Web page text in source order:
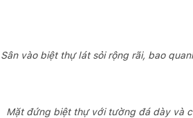
Sân vào biệt thự lát sỏi rộng rãi, bao
Mặt đứng biệt thự với tường đá dày và